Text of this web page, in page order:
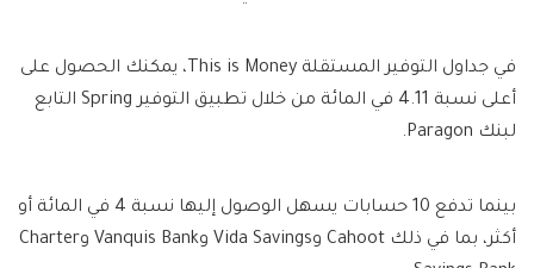
في جداول التوفير المستقلة This is Money، يمكنك الحصول على
أعلى نسبة 4.11 في المائة من خلال تطبيق التوفير Spring التابع
لبنك Paragon.
بينما تدفع 10 حسابات يسهل الوصول إليها نسبة 4 في المائة أو
أكثر، بما في ذلك Cahoot وVida Savings وVanquis Bank وCharter